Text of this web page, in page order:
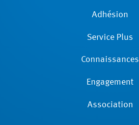
Adhésion
Service Plus
Connaissances
Engagement
Association